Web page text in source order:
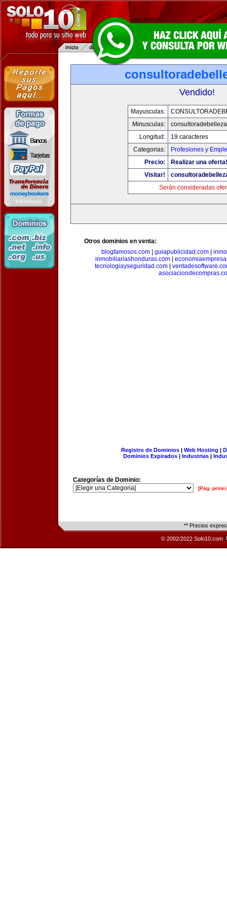
Vendido!
Mayusculas:
Minusculas:
Longitud:
19 caracteres
Categorias:
Profesiones y
Precio:
Realizar una oferta!
Visitar!
Serán consideradas
Otros dominios en venta:
blogfamosos.com
guiapublicidad.com
inmobiliariashonduras.com
tecnologiayseguridad.com|
Registro de Dominios| Web Hosting |
Dominios Expirados | Industrias |
Categorías de Dominio:
[Pág.
** Precios
© 2002/2022 Solo10.com